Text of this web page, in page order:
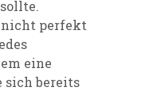
perfekt
eine
sich bereits